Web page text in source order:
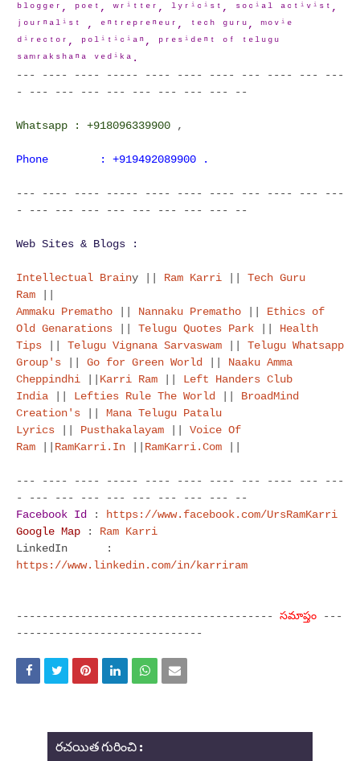
ᵇˡᵒᵍᵍᵉʳ, ᵖᵒᵉᵗ, ʷʳⁱᵗᵗᵉʳ, ˡʸʳⁱᶜⁱˢᵗ, ˢᵒᶜⁱᵃˡ ᵃᶜᵗⁱᵛⁱˢᵗ,
ʲᵒᵘʳⁿᵃˡⁱˢᵗ , ᵉⁿᵗʳᵉᵖʳᵉⁿᵉᵘʳ, ᵗᵉᶜʰ ᵍᵘʳᵘ, ᵐᵒᵛⁱᵉ
ᵈⁱʳᵉᶜᵗᵒʳ, ᵖᵒˡⁱᵗⁱᶜⁱᵃⁿ, ᵖʳᵉˢⁱᵈᵉⁿᵗ ᵒᶠ ᵗᵉˡᵘᵍᵘ
ˢᵃᵐʳᵃᵏˢʰᵃⁿᵃ ᵛᵉᵈⁱᵏᵃ.
--- ---- ---- ----- ---- ---- ---- --- ---- --- ---
- --- --- --- --- --- --- --- --- --
Whatsapp : +918096339900 ,
Phone : +919492089900 .
--- ---- ---- ----- ---- ---- ---- --- ---- --- ---
- --- --- --- --- --- --- --- --- --
Web Sites & Blogs :
Intellectual Brainy || Ram Karri
Tech Guru
Ram
Ammaku Prematho
Nannaku Prematho
Ethics of
Old Genarations
Telugu Quotes Park
Health
Tips
Telugu Vignana Sarvaswam
Telugu Whatsapp
Group's
Go for Green World
Naaku Amma
Cheppindhi
Karri Ram
Left Handers Club
India
Lefties Rule The World
BroadMind
Creation's
Mana Telugu Patalu
Lyrics
Pusthakalayam
Voice Of
Ram
RamKarri.In RamKarri.Com
--- ---- ---- ----- ---- ---- ---- --- ---- --- ---
- --- --- --- --- --- --- --- --- --
Facebook Id
:
https://www.facebook.com/UrsRamKarri
Google Map : Ram Karri
LinkedIn :
https://www.linkedin.com/in/karriram
---------------------------------------- సమాప్తం ---
-----------------------------
రచయిత గురించి :